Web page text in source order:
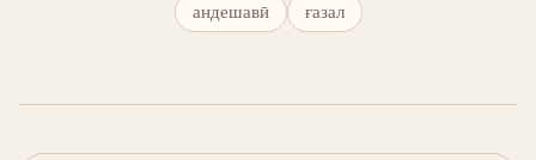
андешавӣ ғазал